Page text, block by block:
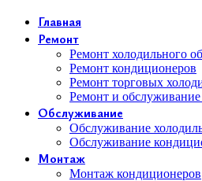
Главная
Ремонт
Ремонт холодильного
Ремонт кондиционеров
Ремонт торговых
Ремонт и
Обслуживание
Обслуживание
Обслуживание
Монтаж
Монтаж кондиционеров